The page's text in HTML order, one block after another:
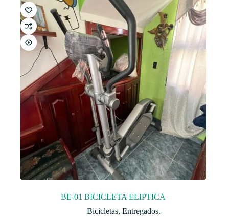
BE-01 BICICLETA ELIPTICA
Bicicletas, Entregados.